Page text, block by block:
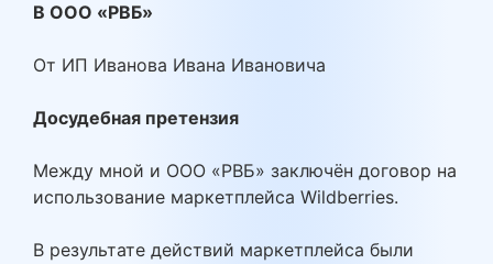
В ООО «РВБ»
От ИП Иванова Ивана Ивановича
Досудебная претензия
Между мной и ООО «РВБ» заключён договор на
использование маркетплейса Wildberries.
В результате действий маркетплейса были